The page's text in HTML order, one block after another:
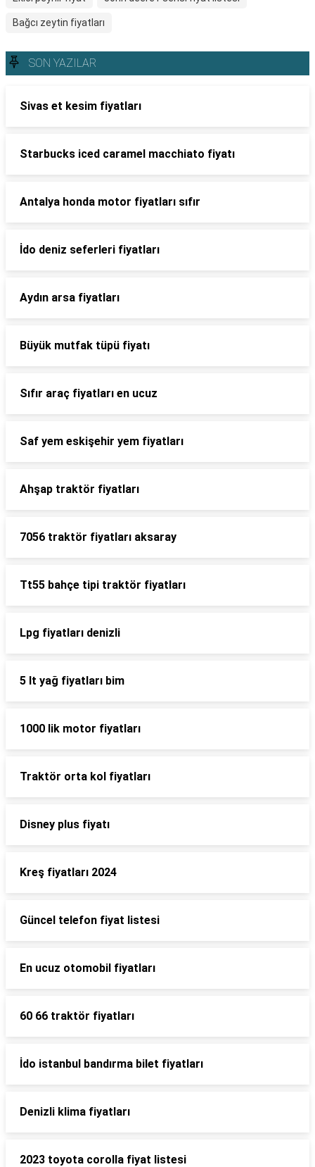
Bağcı zeytin fiyatları
SON YAZILAR
Sivas et kesim fiyatları
Starbucks iced caramel macchiato fiyatı
Antalya honda motor fiyatları sıfır
İdo deniz seferleri fiyatları
Aydın arsa fiyatları
Büyük mutfak tüpü fiyatı
Sıfır araç fiyatları en ucuz
Saf yem eskişehir yem fiyatları
Ahşap traktör fiyatları
7056 traktör fiyatları aksaray
Tt55 bahçe tipi traktör fiyatları
Lpg fiyatları denizli
5 lt yağ fiyatları bim
1000 lik motor fiyatları
Traktör orta kol fiyatları
Disney plus fiyatı
Kreş fiyatları 2024
Güncel telefon fiyat listesi
En ucuz otomobil fiyatları
60 66 traktör fiyatları
İdo istanbul bandırma bilet fiyatları
Denizli klima fiyatları
2023 toyota corolla fiyat listesi